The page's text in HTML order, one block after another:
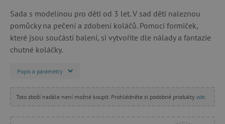
Sada s modelínou pro děti od 3 let. V sad děti naleznou
pomůcky na pečení a zdobení koláčů. Pomocí formiček,
které jsou součástí balení, si vytvoříte dle nálady a fantazie
chutné koláčky.
Popis a parametry
Toto zboží nadále není možné koupit. Prohlédněte si podobné produkty zde